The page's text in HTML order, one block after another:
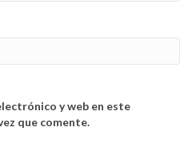
y web en este
que comente.